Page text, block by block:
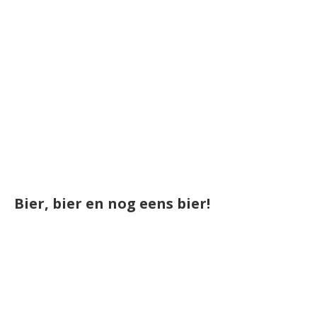
Bier, bier en nog eens bier!